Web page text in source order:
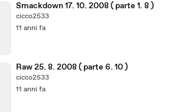
Smackdown 17. 10. 2008 ( parte 1. 8 )
cicco2533
11 anni fa
Raw 25. 8. 2008 ( parte 6. 10 )
cicco2533
11 anni fa